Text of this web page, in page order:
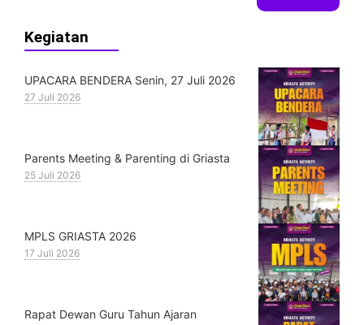
Kegiatan
UPACARA BENDERA Senin, 27 Juli 2026
27 Juli 2026
Parents Meeting & Parenting di Griasta
25 Juli 2026
MPLS GRIASTA 2026
17 Juli 2026
Rapat Dewan Guru Tahun Ajaran